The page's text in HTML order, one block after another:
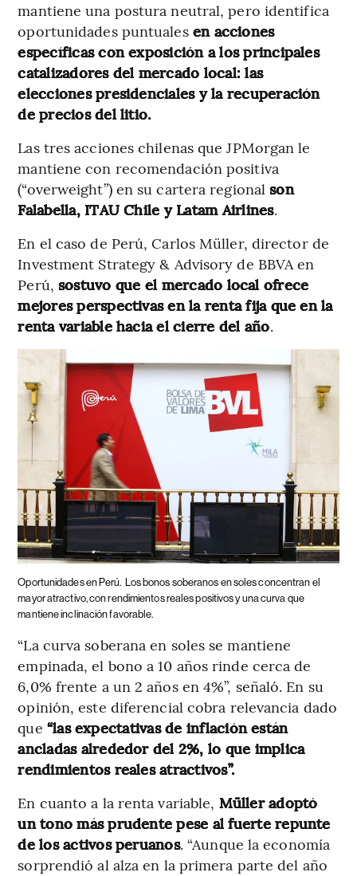
mantiene una postura neutral, pero identifica
oportunidades puntuales en acciones
específicas con exposición a los principales
catalizadores del mercado local: las
elecciones presidenciales y la recuperación
de precios del litio.
Las tres acciones chilenas que JPMorgan le
mantiene con recomendación positiva
(“overweight”) en su cartera regionalson
Falabella, ITAU Chile y Latam Airlines.
En el caso de Perú, Carlos Müller, director de
Investment Strategy & Advisory de BBVA en
Perú, sostuvo que el mercado local ofrece
mejores perspectivas en la renta fija que en la
renta variable hacia el cierre del año.
Oportunidades en Perú.
Los bonos soberanos en soles concentran el
mayor atractivo, con rendimientos reales positivos y una curva que
mantiene inclinación favorable.
“La curva soberana en soles se mantiene
empinada, el bono a 10 años rinde cerca de
6,0% frente a un 2 años en 4%”, señaló. En su
opinión, este diferencial cobra relevancia dado
que “las expectativas de inflación están
ancladas alrededor del 2%, lo que implica
rendimientos reales atractivos”.
En cuanto a la renta variable, Müller adoptó
un tono más prudente pese al fuerte repunte
de los activos peruanos. “Aunque la economía
sorprendió al alza en la primera parte del año